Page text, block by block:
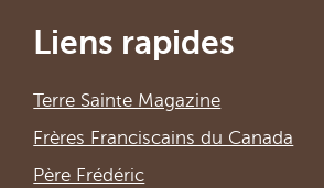
Liens rapides
Terre Sainte Magazine
Frères Franciscains du Canada
Père Frédéric